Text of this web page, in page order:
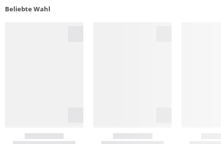
Beliebte Wahl